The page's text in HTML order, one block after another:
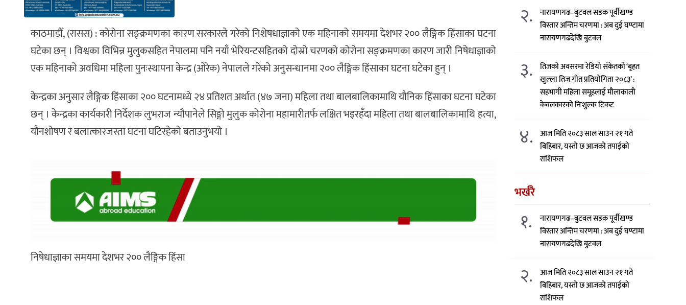
काठमाडौँ, (रासस) : कोरोना सङ्क्रमणका कारण सरकारले गरेको निशेषधाज्ञाको एक महिनाको समयमा देशभर २०० लैङ्गिक हिंसाका घटना
घटेका छन् । विश्वका विभिन्न मुलुकसहित नेपालमा पनि नयाँ भेरियन्टसहितको दोस्रो चरणको कोरोना सङ्क्रमणका कारण जारी निषेधाज्ञाको
एक महिनाको अवधिमा महिला पुनःस्थापना केन्द्र (ओरेक) नेपालले गरेको अनुसन्धानमा २०० लैङ्गिक हिंसाका घटना घटेका हुन् ।
केन्द्रका अनुसार लैङ्गिक हिंसाका २०० घटनामध्ये २४ प्रतिशत अर्थात (४७ जना) महिला तथा बालबालिकामाथि यौनिक हिंसाका घटना घटेका
छन् । केन्द्रका कार्यकारी निर्देशक लुभराज न्यौपानेले सिङ्गो मुलुक कोरोना महामारीतर्फ लक्षित भइरहँदा महिला तथा बालबालिकामाथि हत्या,
यौनशोषण र बलात्कारजस्ता घटना घटिरहेको बताउनुभयो ।
निषेधाज्ञाका समयमा देशभर २०० लैङ्गिक हिंसा
२.
नारायणगढ–बुटवल सडक पूर्वीखण्ड
विस्तार अन्तिम चरणमा : अब दुई घण्टामा
नारायणगढदेखि बुटवल
३.
तिजको अवसरमा रेडियो संकेतको ‘बृहत
खुल्ला तिज गीत प्रतियोगिता २०८३’ :
सहभागी महिला समूहलाई मौलाकाली
केवलकारको निःशुल्क टिकट
४.
आज मिति २०८३ साल साउन २१ गते
बिहिबार, यस्तो छ आजको तपाईको
राशिफल
भर्खरै
१.
नारायणगढ–बुटवल सडक पूर्वीखण्ड
विस्तार अन्तिम चरणमा : अब दुई घण्टामा
नारायणगढदेखि बुटवल
२.
आज मिति २०८३ साल साउन २१ गते
बिहिबार, यस्तो छ आजको तपाईको
राशिफल